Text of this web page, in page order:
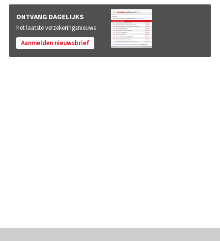
ONTVANG DAGELIJKS
het laatste verzekeringsnieuws
Aanmelden nieuwsbrief